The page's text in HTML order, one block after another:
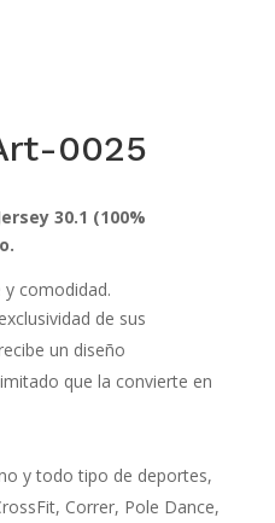
0025
30.1 (100%
comodidad.
de sus
un diseño
que la convierte en
y todo tipo de deportes,
Correr, Pole Dance,